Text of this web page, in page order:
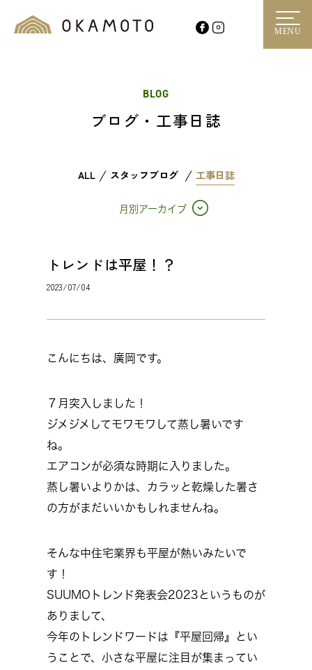
MENU
BLOG
ブログ・工事日誌
ALL スタッフブログ 工事日誌
月別アーカイブ
トレンドは平屋！？
2023/07/04
こんにちは、廣岡です。
７月突入しました！
ジメジメしてモワモワして蒸し暑いです
ね。
エアコンが必須な時期に入りました。
蒸し暑いよりかは、カラッと乾燥した暑さ
の方がまだいいかもしれませんね。
そんな中住宅業界も平屋が熱いみたいで
す！
SUUMOトレンド発表会2023というものが
ありまして、
今年のトレンドワードは『平屋回帰』とい
うことで、小さな平屋に注目が集まってい